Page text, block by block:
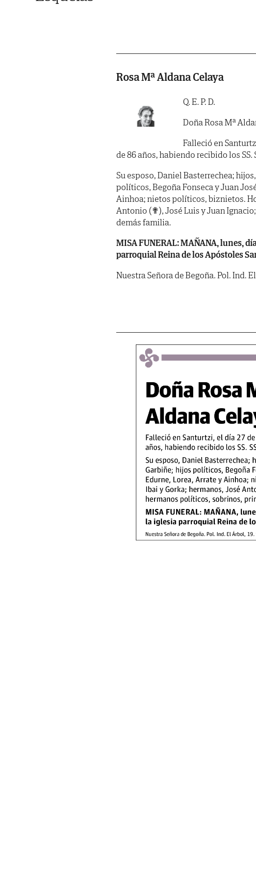
Rosa Mª Aldana Celaya
Q. E. P. D.
Doña Rosa Mª
Falleció en
de 86 años, habiendo recibido los SS.
Su esposo, Daniel Basterrechea;
políticos, Begoña Fonseca y Juan
Ainhoa; nietos políticos, biznietos.
Antonio (✟), José Luis y Juan
demás familia.
MISA FUNERAL: MAÑANA, lunes,
parroquial Reina de los Apóstoles
Nuestra Señora de Begoña. Pol. Ind.